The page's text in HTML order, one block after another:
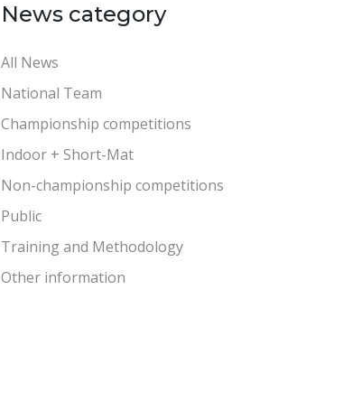
News category
All News
National Team
Championship competitions
Indoor + Short-Mat
Non-championship competitions
Public
Training and Methodology
Other information